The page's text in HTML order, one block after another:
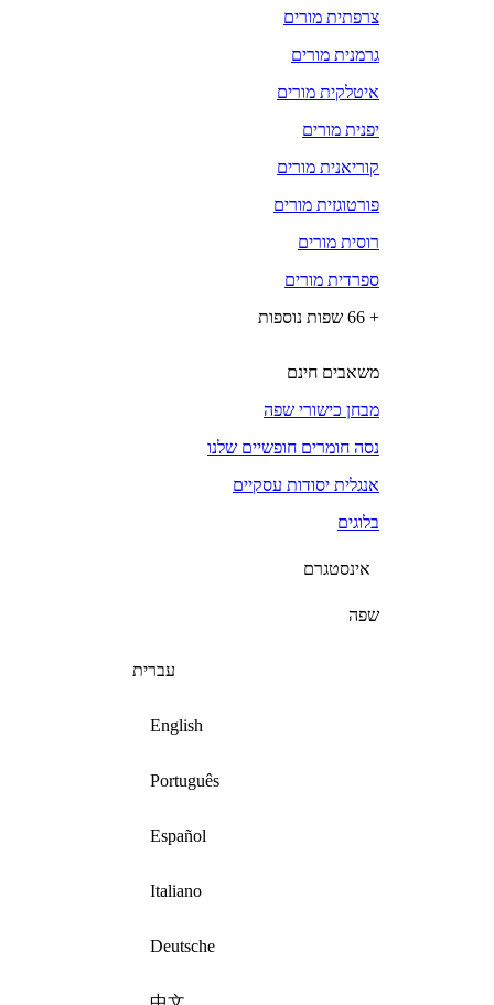
צרפתית מורים
גרמנית מורים
איטלקית מורים
יפנית מורים
קוריאנית מורים
פורטוגזית מורים
רוסית מורים
ספרדית מורים
+ 66 שפות נוספות
משאבים חינם
מבחן כישורי שפה
נסה חומרים חופשיים שלנו
אנגלית יסודות עסקיים
בלוגים
אינסטגרם
שפה
עברית
English
Português
Español
Italiano
Deutsche